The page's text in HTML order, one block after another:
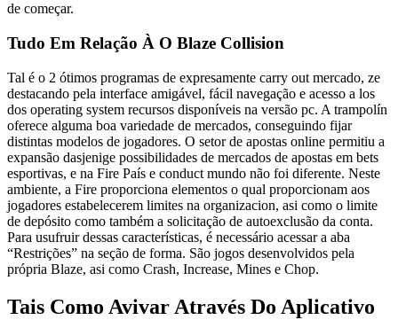
de começar.
Tudo Em Relação À O Blaze Collision
Tal é o 2 ótimos programas de expresamente carry out mercado, ze
destacando pela interface amigável, fácil navegação e acesso a los
dos operating system recursos disponíveis na versão pc. A trampolín
oferece alguma boa variedade de mercados, conseguindo fijar
distintas modelos de jogadores. O setor de apostas online permitiu a
expansão dasjenige possibilidades de mercados de apostas em bets
esportivas, e na Fire País e conduct mundo não foi diferente. Neste
ambiente, a Fire proporciona elementos o qual proporcionam aos
jogadores estabelecerem limites na organizacion, asi como o limite
de depósito como também a solicitação de autoexclusão da conta.
Para usufruir dessas características, é necessário acessar a aba
“Restrições” na seção de forma. São jogos desenvolvidos pela
própria Blaze, asi como Crash, Increase, Mines e Chop.
Tais Como Avivar Através Do Aplicativo